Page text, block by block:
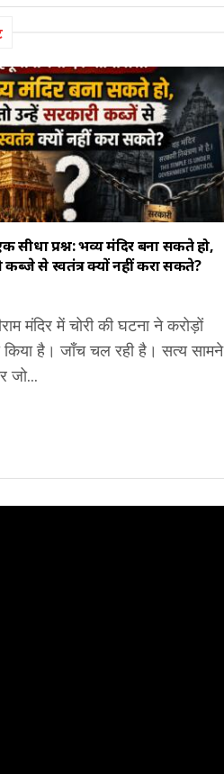
सीधा प्रश्न: भव्य मंदिर बना सकते हो,
कब्जे से स्वतंत्र क्यों नहीं करा सकते?
मंदिर में चोरी की घटना ने करोड़ों
है। जाँच चल रही है। सत्य सामने
जो...